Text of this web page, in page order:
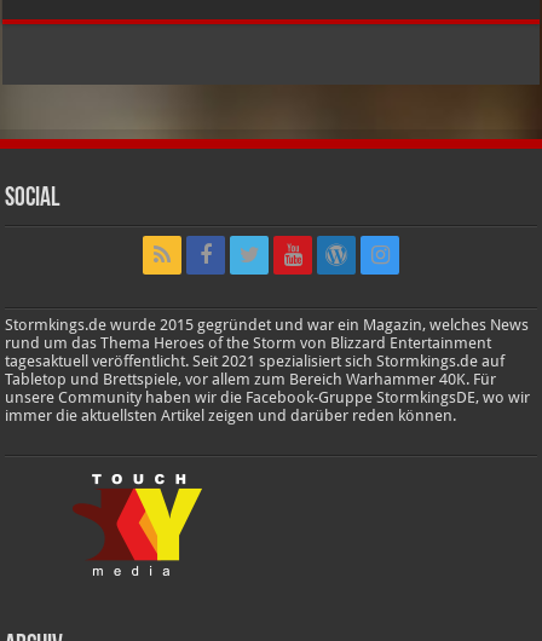
Social
Stormkings.de wurde 2015 gegründet und war ein Magazin, welches News
rund um das Thema Heroes of the Storm von Blizzard Entertainment
tagesaktuell veröffentlicht. Seit 2021 spezialisiert sich Stormkings.de auf
Tabletop und Brettspiele, vor allem zum Bereich Warhammer 40K. Für
unsere Community haben wir die Facebook-Gruppe StormkingsDE, wo wir
immer die aktuellsten Artikel zeigen und darüber reden können.